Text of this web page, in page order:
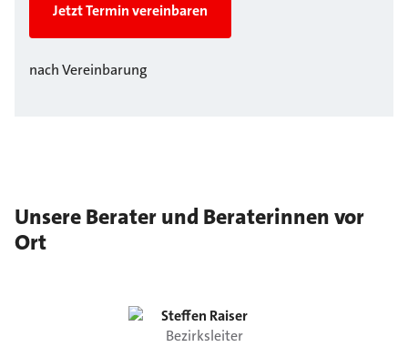
Jetzt Termin vereinbaren
nach Vereinbarung
Unsere Berater und Beraterinnen vor
Ort
Steffen Raiser
Bezirksleiter